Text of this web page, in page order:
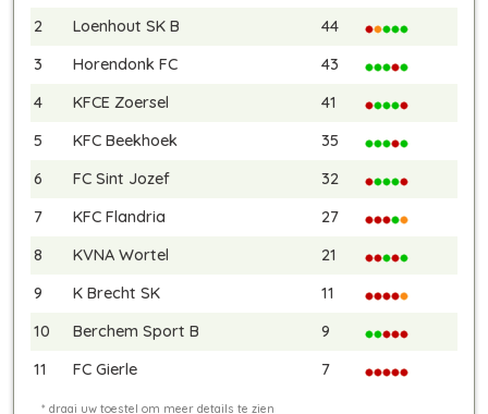
2
Loenhout SK B
44
3
Horendonk FC
43
4
KFCE Zoersel
41
5
KFC Beekhoek
35
6
FC Sint Jozef
32
7
KFC Flandria
27
8
KVNA Wortel
21
9
K Brecht SK
11
10
Berchem Sport B
9
11
FC Gierle 7